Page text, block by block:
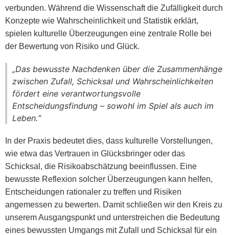
verbunden. Während die Wissenschaft die Zufälligkeit durch
Konzepte wie Wahrscheinlichkeit und Statistik erklärt,
spielen kulturelle Überzeugungen eine zentrale Rolle bei
der Bewertung von Risiko und Glück.
„Das bewusste Nachdenken über die Zusammenhänge
zwischen Zufall, Schicksal und Wahrscheinlichkeiten
fördert eine verantwortungsvolle
Entscheidungsfindung – sowohl im Spiel als auch im
Leben.“
In der Praxis bedeutet dies, dass kulturelle Vorstellungen,
wie etwa das Vertrauen in Glücksbringer oder das
Schicksal, die Risikoabschätzung beeinflussen. Eine
bewusste Reflexion solcher Überzeugungen kann helfen,
Entscheidungen rationaler zu treffen und Risiken
angemessen zu bewerten. Damit schließen wir den Kreis zu
unserem Ausgangspunkt und unterstreichen die Bedeutung
eines bewussten Umgangs mit Zufall und Schicksal für ein